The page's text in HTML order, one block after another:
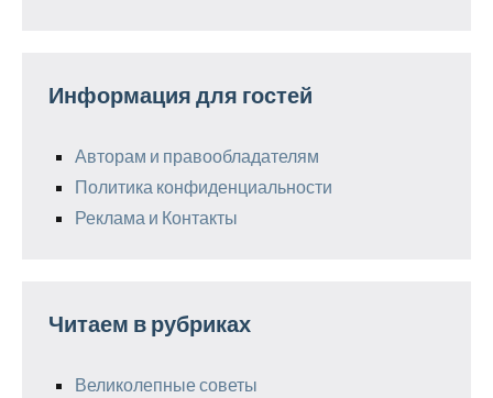
Информация для гостей
Авторам и правообладателям
Политика конфиденциальности
Реклама и Контакты
Читаем в рубриках
Великолепные советы